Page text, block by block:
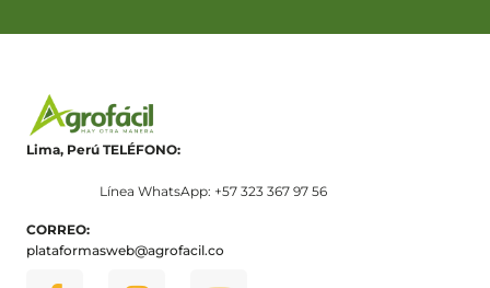
Lima, Perú TELÉFONO:
Línea WhatsApp: +57 323 367 97 56
CORREO:
plataformasweb@agrofacil.co